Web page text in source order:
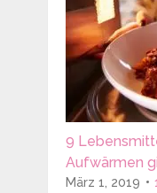
9
Aufwärmen
März 1, 2019